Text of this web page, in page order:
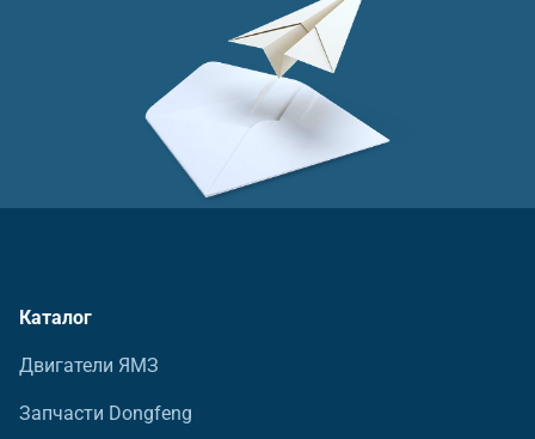
Каталог
Двигатели ЯМЗ
Запчасти Dongfeng